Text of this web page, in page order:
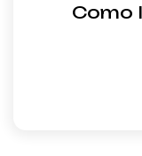
Como